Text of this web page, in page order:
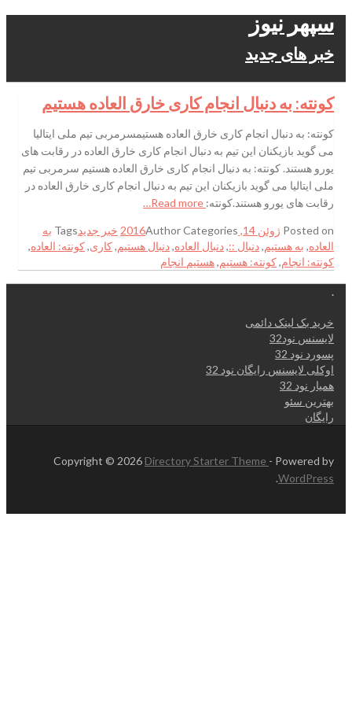
سپهر نیوز
خبر های جدید
کونته: به دنبال انجام کاری خارق العاده هستیم
کونته: به دنبال انجام کاری خارق العاده هستیمسرمربی تیم ملی ایتالیا
می گوید بازیکنان این تیم به دنبال انجام کاری خارق العاده در رقابت های
یورو هستند. کونته: به دنبال انجام کاری خارق العاده هستیم سرمربی تیم
ملی ایتالیا می گوید بازیکنان این تیم به دنبال انجام کاری خارق العاده در
رقابت های یورو هستند.کونته:
Posted on ژوئن 14, 2016 AuthorCategories خبر جدیدTags به
العاده, به هستیم,دنبال ::,دنبال العاده,دنبال هستیم,کاری,کونته: العاده,
کونته: انجام,کونته: هستیم,هستیم انجام
.
خرید بک لینک دائمی
لایسنس نود32
پسورد نود 32
اوکلی لایسنس رایگان نود 32
همیار نود 32
بهترین سئو
رایگان
Copyright © 2026 Directory Starter Theme - Powered by
WordPress
.